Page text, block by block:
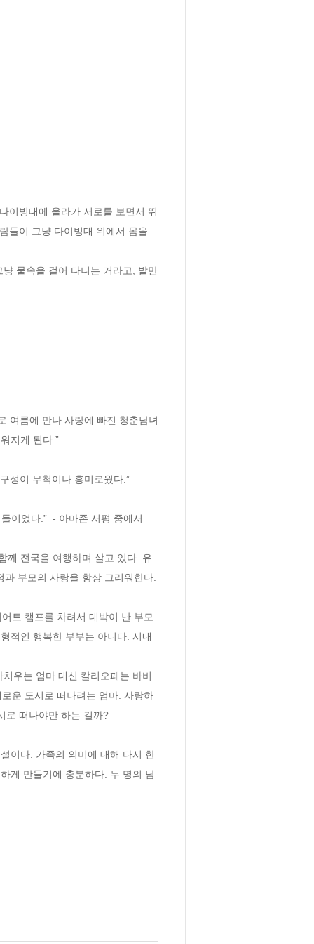
이빙대에 올라가 서로를 보면서 뛰
들이 그냥 다이빙대 위에서 몸을
물속을 걸어 다니는 거라고, 발만
여름에 만나 사랑에 빠진 청춘남녀
지게 된다.”
성이 무척이나 흥미로웠다.”
이었다.”  - 아마존 서평 중에서
께 전국을 여행하며 살고 있다. 유
부모의 사랑을 항상 그리워한다.
트 캠프를 차려서 대박이 난 부모
적인 행복한 부부는 아니다. 시내
우는 엄마 대신 칼리오페는 바비
운 도시로 떠나려는 엄마. 사랑하
로 떠나야만 하는 걸까?
이다. 가족의 의미에 대해 다시 한
게 만들기에 충분하다. 두 명의 남